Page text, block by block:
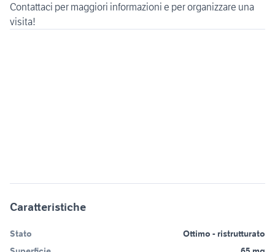
Contattaci per maggiori informazioni e per organizzare una
visita!
Caratteristiche
Stato
Ottimo - ristrutturato